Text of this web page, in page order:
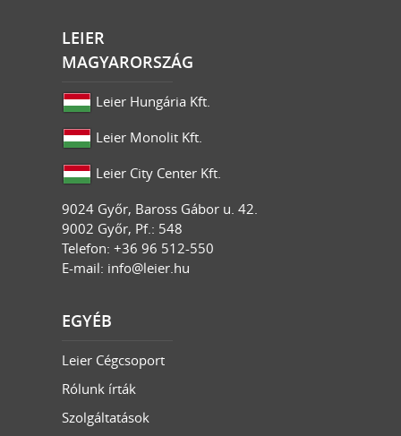
LEIER
MAGYARORSZÁG
Leier Hungária Kft.
Leier Monolit Kft.
Leier City Center Kft.
9024 Győr, Baross Gábor u. 42.
9002 Győr, Pf.: 548
Telefon: +36 96 512-550
E-mail: info@leier.hu
EGYÉB
Leier Cégcsoport
Rólunk írták
Szolgáltatások